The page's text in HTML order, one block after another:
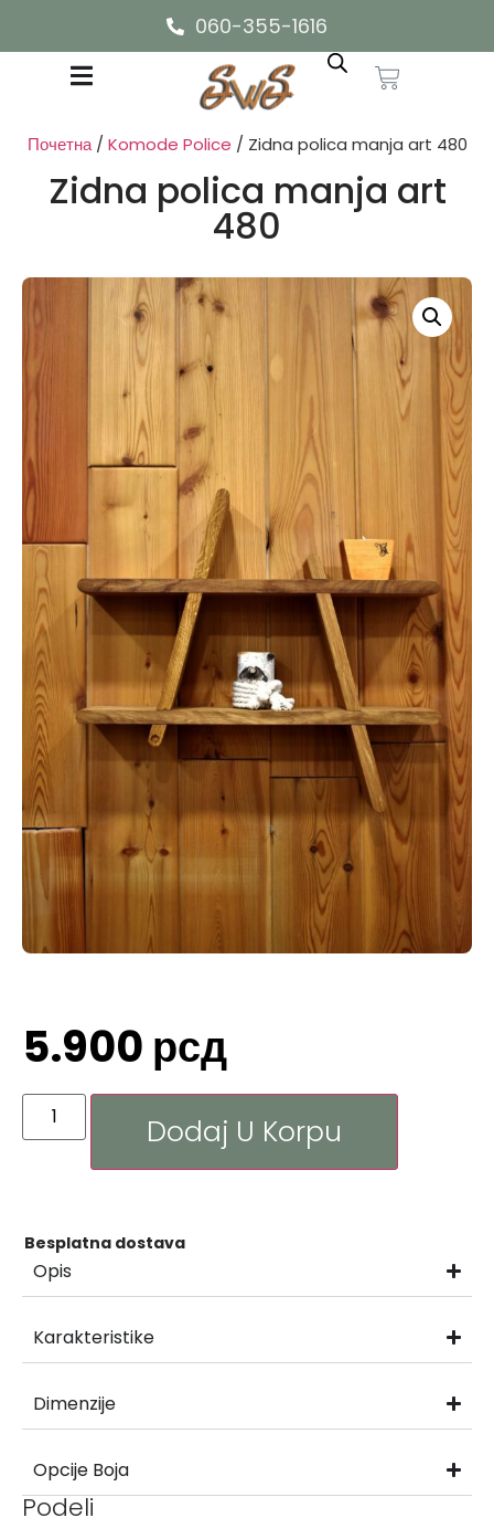
060-355-1616
Почетна/Komode Police / Zidna polica manja art 480
Zidna polica manja art
480
5.900 рсд
Dodaj U Korpu
Besplatna dostava
Opis
Karakteristike
Dimenzije
Opcije Boja
Podeli